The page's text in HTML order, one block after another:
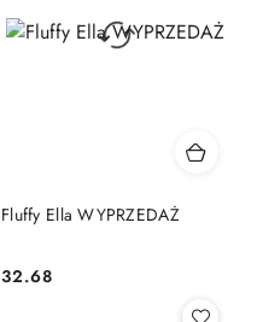
Fluffy Ella WYPRZEDAŻ
Cena:
32.68